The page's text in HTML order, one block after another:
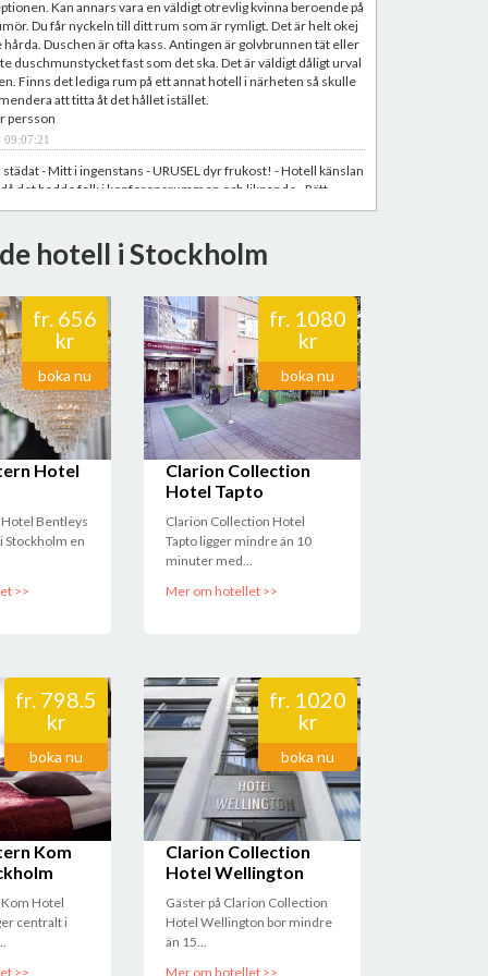
Kan annars vara en väldigt otrevlig kvinna beroende på
Du får nyckeln till ditt rum som är rymligt. Det är helt okej
hårda. Duschen är ofta kass. Antingen är golvbrunnen tät eller
duschmunstycket fast som det ska. Det är väldigt dåligt urval
Finns det lediga rum på ett annat hotell i närheten så skulle
att titta åt det hållet istället.
persson
09:07:21
städat - Mitt i ingenstans - URUSEL dyr frukost! - Hotell känslan
det bodde folk i konferensrummen och liknande - Rätt
14:51:23
Lundholm
17:04:47
ingen frukost som ingår och den man betalar för är inget
yogurth, stenhårda ägg och finns inte så mycket. Wifi
ingår inte heller. Dåliga lagningar på rummen.
11:38:02
brun heltäckningsmatta känns lite 70tal, kommer aldrig att
hoppas jag. Frukosten väldigt spartansk.
slitet, ingen frukost inkluderat.
21:12:37
hotell i Stockholm
fr. 656
kr
boka nu
Hotel
Bentleys
Stockholm en
>>
fr. 798.5
kr
boka nu
Kom
Hotel
centralt i
>>
fr. 1080
kr
boka nu
Clarion Collection
Hotel Tapto
Clarion Collection Hotel
Tapto ligger mindre än 10
minuter med...
Mer om hotellet >>
fr. 1020
kr
boka nu
Clarion Collection
Hotel Wellington
Gäster på Clarion Collection
Hotel Wellington bor mindre
än 15...
Mer om hotellet >>